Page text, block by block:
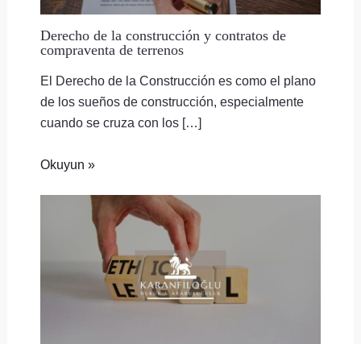
Derecho de la construcción y contratos de
compraventa de terrenos
El Derecho de la Construcción es como el plano
de los sueños de construcción, especialmente
cuando se cruza con los […]
Okuyun »